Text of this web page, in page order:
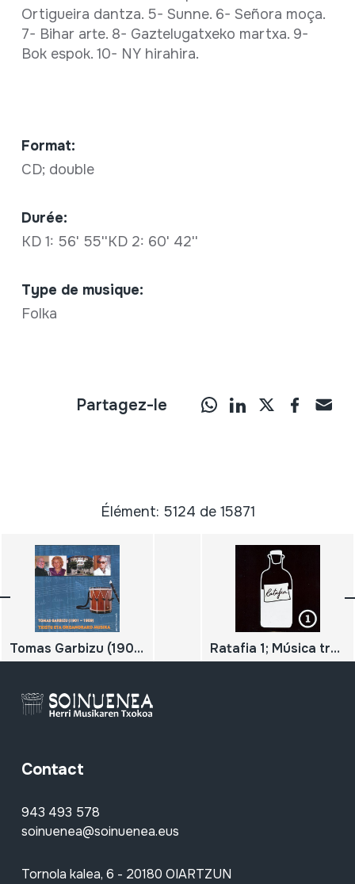
Ortigueira dantza. 5- Sunne. 6- Señora moça.
7- Bihar arte. 8- Gaztelugatxeko martxa. 9-
Bok espok. 10- NY hirahira.
Format:
CD; double
Durée:
KD 1: 56' 55''KD 2: 60' 42''
Type de musique:
Folka
Partagez-le
Élément: 5124 de 15871
Tomas Garbizu (1901-1983) Txistu eta Organorako Musika Ratafia 1; Música tradicional basca i catalana per cercavilla, ball o concert.
Contact
943 493 578
soinuenea@soinuenea.eus
Tornola kalea, 6 - 20180 OIARTZUN